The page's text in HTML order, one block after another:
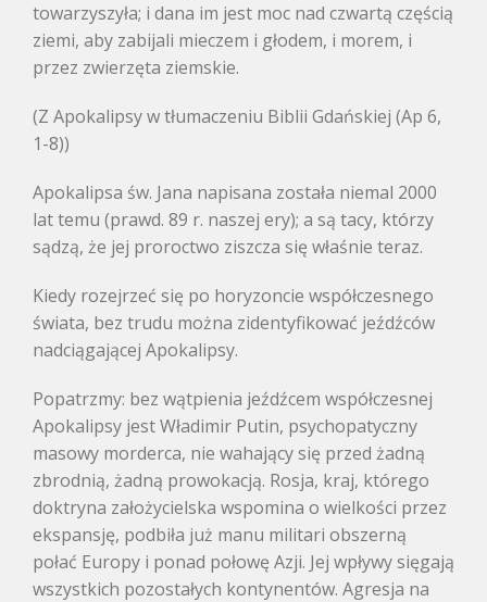
towarzyszyła; i dana im jest moc nad czwartą częścią
ziemi, aby zabijali mieczem i głodem, i morem, i
przez zwierzęta ziemskie.
(Z Apokalipsy w tłumaczeniu Biblii Gdańskiej (Ap 6,
1-8))
Apokalipsa św. Jana napisana została niemal 2000
lat temu (prawd. 89 r. naszej ery); a są tacy, którzy
sądzą, że jej proroctwo ziszcza się właśnie teraz.
Kiedy rozejrzeć się po horyzoncie współczesnego
świata, bez trudu można zidentyfikować jeźdźców
nadciągającej Apokalipsy.
Popatrzmy: bez wątpienia jeźdźcem współczesnej
Apokalipsy jest Władimir Putin, psychopatyczny
masowy morderca, nie wahający się przed żadną
zbrodnią, żadną prowokacją. Rosja, kraj, którego
doktryna założycielska wspomina o wielkości przez
ekspansję, podbiła już manu militari obszerną
połać Europy i ponad połowę Azji. Jej wpływy sięgają
wszystkich pozostałych kontynentów. Agresja na